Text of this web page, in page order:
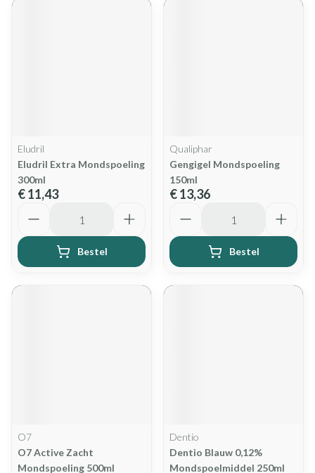
Eludril
Eludril Extra Mondspoeling
300ml
€ 11,43
Bestel
Qualiphar
Gengigel Mondspoeling
150ml
€ 13,36
Bestel
O7
O7 Active Zacht
Mondspoeling 500ml
Dentio
Dentio Blauw 0,12%
Mondspoelmiddel 250ml